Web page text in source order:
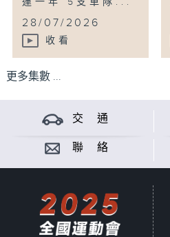
運一年 5支車隊...
28/07/2026
收看
更多集數 ...
交 通
聯 絡